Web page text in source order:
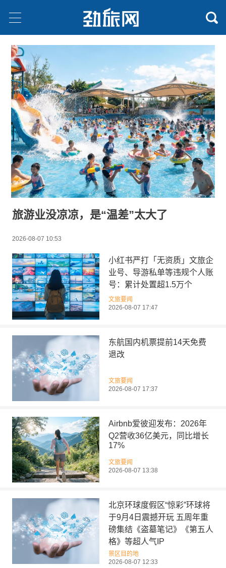
旅游业没凉凉，是“温差”太大了
2026-08-07 10:53
小红书严打「无资质」文旅企
业号、导游私单等违规个人账
号：累计处置超1.5万个
文旅要闻
2026-08-07 17:47
东航国内机票提前14天免费
退改
文旅要闻
2026-08-07 17:37
Airbnb爱彼迎发布：2026年
Q2营收36亿美元，同比增长
17%
文旅要闻
2026-08-07 13:38
北京环球度假区“惊彩”环球将
于9月4日震撼开玩 五周年重
磅集结《盗墓笔记》《第五人
格》等超人气IP
景区目的地
2026-08-07 12:33